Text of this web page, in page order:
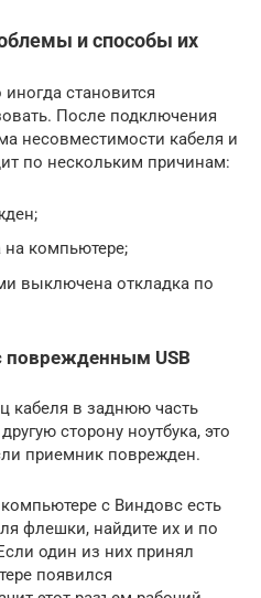
и способы их
становится
После подключения
несовместимости кабеля и
по нескольким причинам:
на компьютере;
выключена откладка по
поврежденным USB
кабеля в заднюю часть
сторону ноутбука, это
приемник поврежден.
с Виндовс есть
флешки, найдите их и по
один из них принял
появился